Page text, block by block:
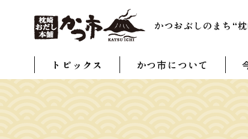
「だし」のこと
なら 枕崎お
かつおぶしのまち“
トピックス かつ市について